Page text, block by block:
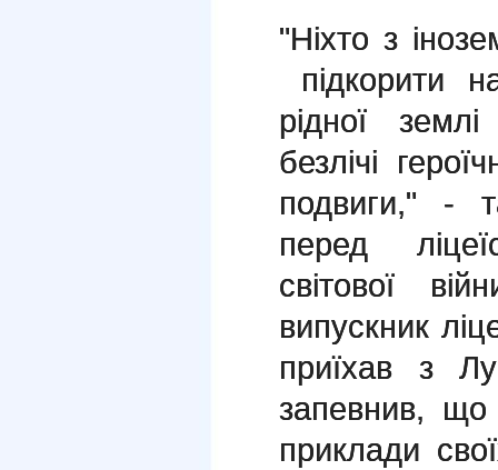
"Ніхто з
підкорити
рідної
безлічі
подвиги," -
перед
світової
випускник
приїхав з
запевнив, що
приклади